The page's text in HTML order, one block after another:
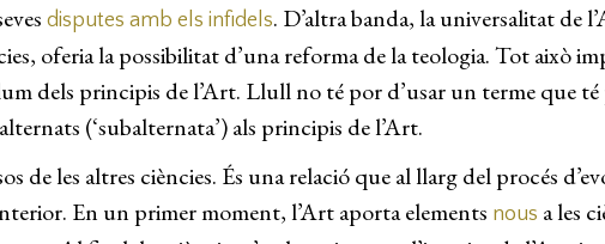
disputes amb els infidels. D’altra banda, la universalitat de
oferia la possibilitat d’una reforma de la teologia. Tot això
dels principis de l’Art. Llull no té por d’usar un terme que
(‘subalternata’) als principis de l’Art.
de les altres ciències. És una relació que al llarg del procés
En un primer moment, l’Art aporta elements nous a les